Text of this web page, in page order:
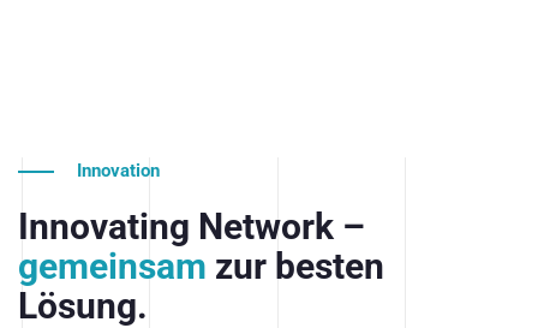
Innovation
Innovating Network –
gemeinsam zur besten
Lösung.